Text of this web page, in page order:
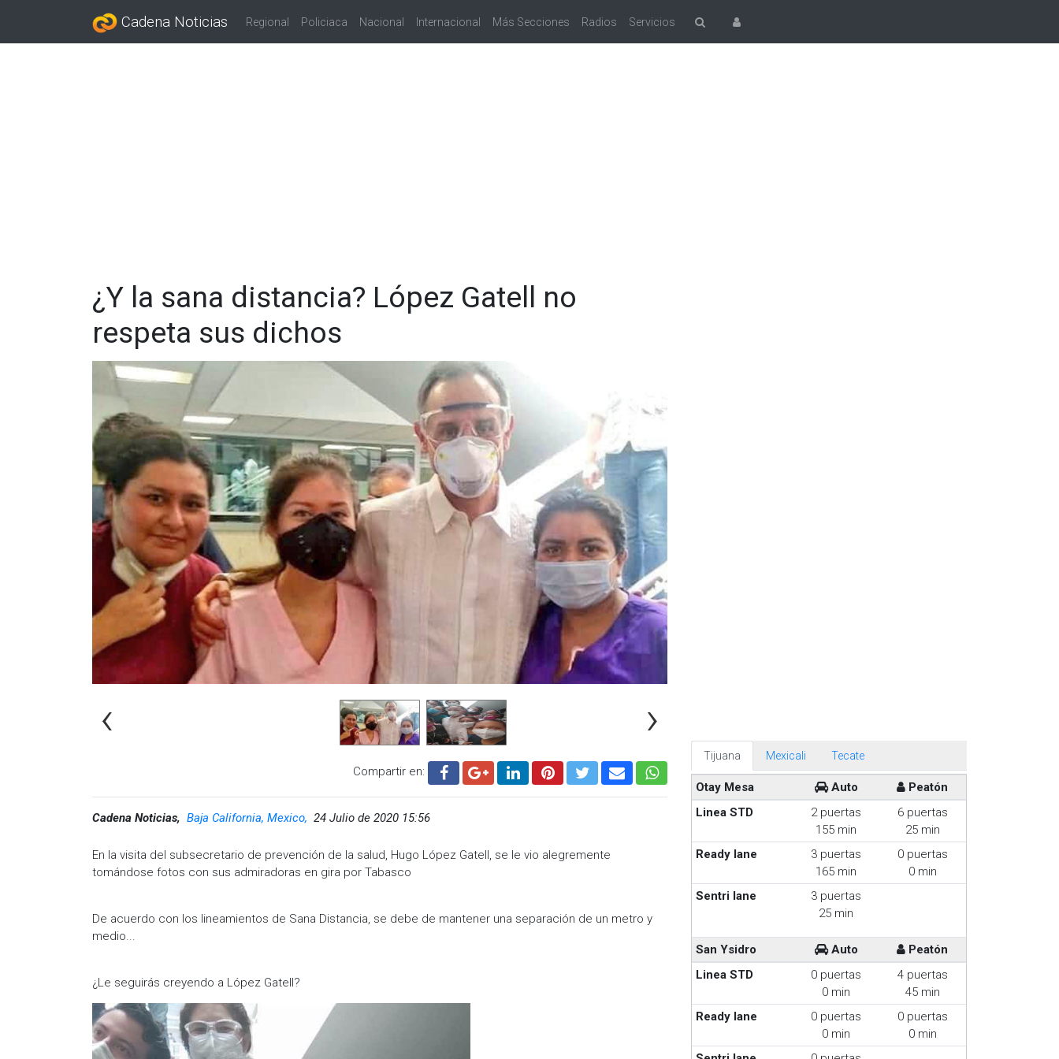
Cadena Noticias Regional Policiaca Nacional Internacional Más Secciones Radios Servicios
¿Y la sana distancia? López Gatell no
respeta sus dichos
‹ ›
Compartir en:
Cadena Noticias, Baja California, Mexico, 24 Julio de 2020 15:56
En la visita del subsecretario de prevención de la salud, Hugo López Gatell, se le vio alegremente
tomándose fotos con sus admiradoras en gira por Tabasco
De acuerdo con los lineamientos de Sana Distancia, se debe de mantener una separación de un metro y
medio...
¿Le seguirás creyendo a López Gatell?
Tijuana Mexicali Tecate
Otay Mesa Auto
Peatón
Linea STD
2 puertas
155 min
6 puertas
25 min
Ready lane
3 puertas
165 min
0 puertas
0 min
Sentri lane
3 puertas
25 min
San Ysidro Auto
Peatón
Linea STD
0 puertas
0 min
4 puertas
45 min
Ready lane
0 puertas
0 min
0 puertas
0 min